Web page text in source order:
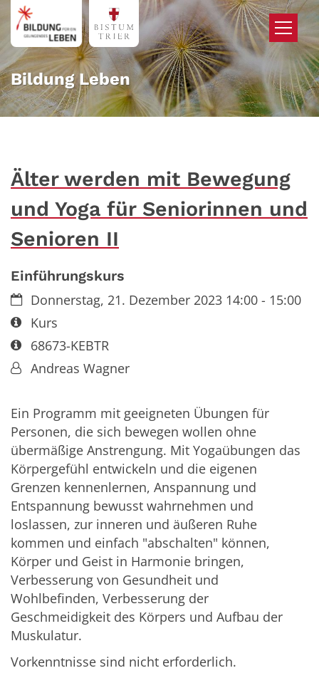
Zum Inhalt springen
Bildung Leben
Älter werden mit Bewegung
und Yoga für Seniorinnen und
Senioren II
Einführungskurs
Datum:Donnerstag, 21. Dezember 2023 14:00 - 15:00
Art bzw. Nummer:
Kurs
Art bzw. Nummer:
68673-KEBTR
Von:Andreas Wagner
​Ein Programm mit geeigneten Übungen für
Personen, die sich bewegen wollen ohne
übermäßige Anstrengung. Mit Yogaübungen das
Körpergefühl entwickeln und die eigenen
Grenzen kennenlernen, Anspannung und
Entspannung bewusst wahrnehmen und
loslassen, zur inneren und äußeren Ruhe
kommen und einfach "abschalten" können,
Körper und Geist in Harmonie bringen,
Verbesserung von Gesundheit und
Wohlbefinden, Verbesserung der
Geschmeidigkeit des Körpers und Aufbau der
Muskulatur.
Vorkenntnisse sind nicht erforderlich.